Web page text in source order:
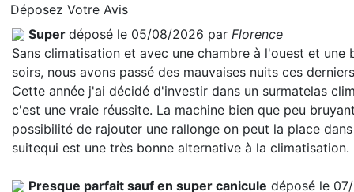
Déposez Votre Avis
Super déposé le 05/08/2026 par Florence
Sans climatisation et avec une chambre à l'ouest et
soirs, nous avons passé des mauvaises nuits ces
Cette année j'ai décidé d'investir dans un surmatelas
c'est une vraie réussite. La machine bien que peu
possibilité de rajouter une rallonge on peut la place
suitequi est une très bonne alternative à la climatisation.
Presque parfait sauf en super canicule déposé le